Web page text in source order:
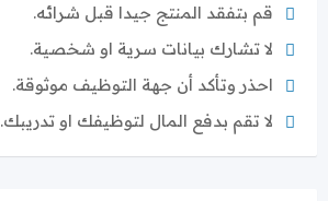
قم بتفقد المنتج جيدا قبل شرائه.
لا تشارك بيانات سرية او شخصية.
احذر وتأكد أن جهة التوظيف موثوقة.
لا تقم بدفع المال لتوظيفك او تدريبك.